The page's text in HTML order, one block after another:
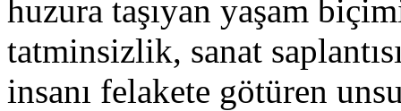
huzura taşıyan yaşam
tatminsizlik, sanat
insanı felakete götüren